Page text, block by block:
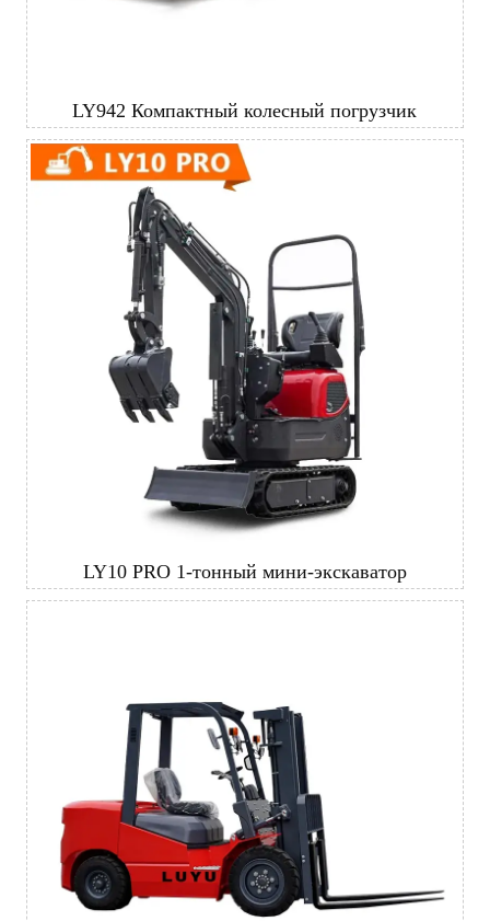
LY942 Компактный колесный погрузчик
LY10 PRO 1-тонный мини-экскаватор